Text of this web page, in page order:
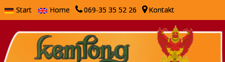
Start Home 069-35 35 52 26 Kontakt